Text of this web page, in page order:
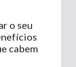
o seu
cabem